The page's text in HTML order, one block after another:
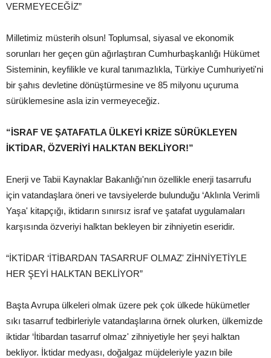
VERMEYECEĞİZ”
Milletimiz müsterih olsun! Toplumsal, siyasal ve ekonomik
sorunları her geçen gün ağırlaştıran Cumhurbaşkanlığı Hükümet
Sisteminin, keyfilikle ve kural tanımazlıkla, Türkiye Cumhuriyeti'ni
bir şahıs devletine dönüştürmesine ve 85 milyonu uçuruma
sürüklemesine asla izin vermeyeceğiz.
“İSRAF VE ŞATAFATLA ÜLKEYİ KRİZE SÜRÜKLEYEN
İKTİDAR, ÖZVERİYİ HALKTAN BEKLİYOR!”
Enerji ve Tabii Kaynaklar Bakanlığı'nın özellikle enerji tasarrufu
için vatandaşlara öneri ve tavsiyelerde bulunduğu ‘Aklınla Verimli
Yaşa' kitapçığı, iktidarın sınırsız israf ve şatafat uygulamaları
karşısında özveriyi halktan bekleyen bir zihniyetin eseridir.
“İKTİDAR ‘İTİBARDAN TASARRUF OLMAZ' ZİHNİYETİYLE
HER ŞEYİ HALKTAN BEKLİYOR”
Başta Avrupa ülkeleri olmak üzere pek çok ülkede hükümetler
sıkı tasarruf tedbirleriyle vatandaşlarına örnek olurken, ülkemizde
iktidar ‘İtibardan tasarruf olmaz' zihniyetiyle her şeyi halktan
bekliyor. İktidar medyası, doğalgaz müjdeleriyle yazın bile